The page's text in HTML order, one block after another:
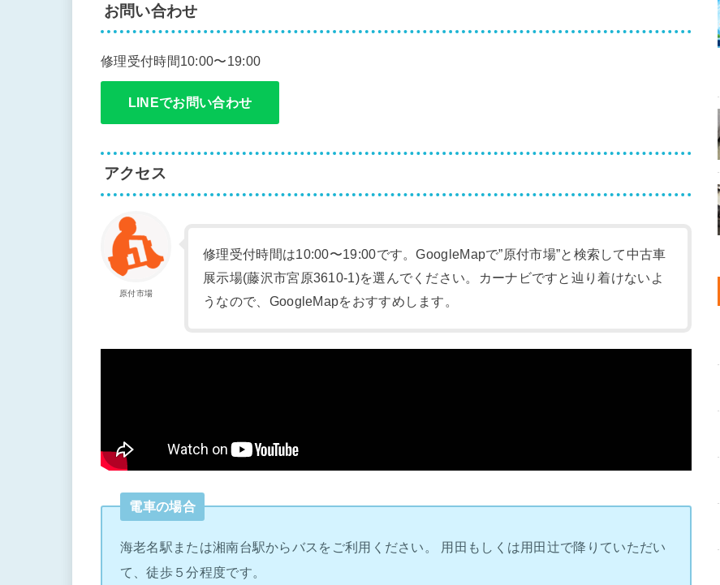
お問い合わせ
修理受付時間10:00〜19:00
LINEでお問い合わせ
アクセス
原付市場
修理受付時間は10:00〜19:00です。GoogleMapで”原付市場”と検索して中古車
展示場(藤沢市宮原3610-1)を選んでください。カーナビですと辿り着けないよ
うなので、GoogleMapをおすすめします。
電車の場合
海老名駅または湘南台駅からバスをご利用ください。 用田もしくは用田辻で降りていただい
て、徒歩５分程度です。